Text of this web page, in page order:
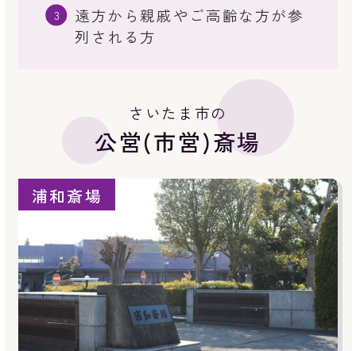
遠方から親戚やご高齢な方が参
列される方
さいたま市の
公営(市営)斎場
浦和斎場